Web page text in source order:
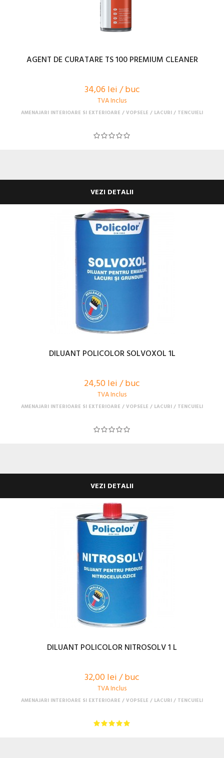
AGENT DE CURATARE TS 100 PREMIUM CLEANER
34,06 lei / buc
TVA Inclus
AMENAJARI INTERIOARE SI EXTERIOARE VOPSELE / LACURI / TENCUIELI
VEZI DETALII
DILUANT POLICOLOR SOLVOXOL 1L
24,50 lei / buc
TVA Inclus
AMENAJARI INTERIOARE SI EXTERIOARE VOPSELE / LACURI / TENCUIELI
VEZI DETALII
DILUANT POLICOLOR NITROSOLV 1 L
32,00 lei / buc
TVA Inclus
AMENAJARI INTERIOARE SI EXTERIOARE VOPSELE / LACURI / TENCUIELI